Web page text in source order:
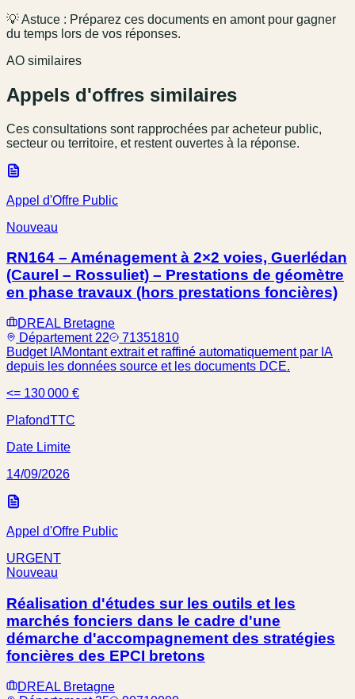
💡 Astuce : Préparez ces documents en amont pour gagner
du temps lors de vos réponses.
AO similaires
Appels d'offres similaires
Ces consultations sont rapprochées par acheteur public,
secteur ou territoire, et restent ouvertes à la réponse.
Appel d'Offre Public
Nouveau
RN164 – Aménagement à 2×2 voies, Guerlédan
(Caurel – Rossuliet) – Prestations de géomètre
en phase travaux (hors prestations foncières)
DREAL Bretagne
Département 22
71351810
Budget IAMontant extrait et raffiné automatiquement par IA
depuis les données source et les documents DCE.
<= 130 000 €
PlafondTTC
Date Limite
14/09/2026
Appel d'Offre Public
URGENT
Nouveau
Réalisation d'études sur les outils et les
marchés fonciers dans le cadre d'une
démarche d'accompagnement des stratégies
foncières des EPCI bretons
DREAL Bretagne